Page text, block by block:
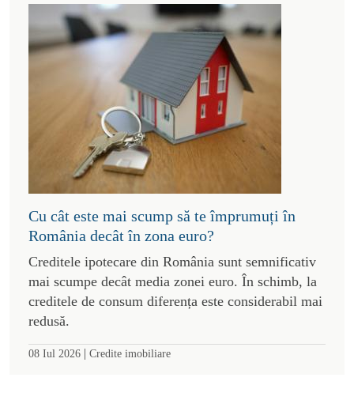
Cu cât este mai scump să te împrumuți în
România decât în zona euro?
Creditele ipotecare din România sunt semnificativ
mai scumpe decât media zonei euro. În schimb, la
creditele de consum diferența este considerabil mai
redusă.
08 Iul 2026 | Credite imobiliare